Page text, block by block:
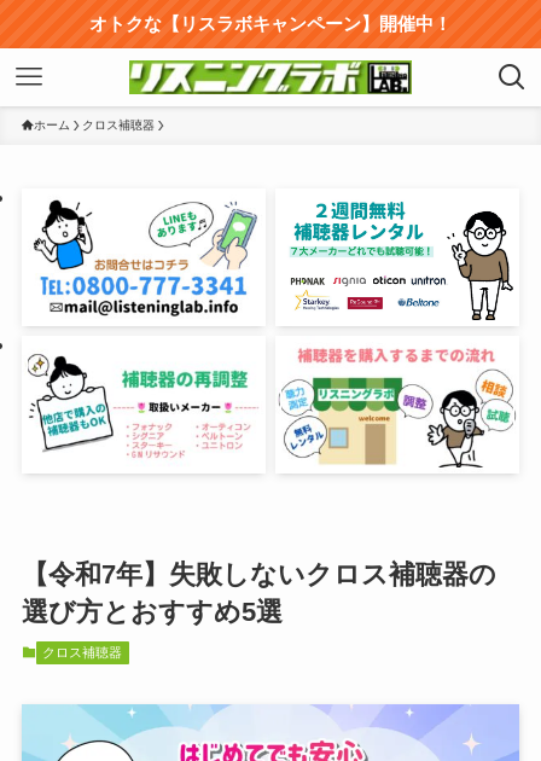
オトクな【リスラボキャンペーン】開催中！
ホーム クロス補聴器
【令和7年】失敗しないクロス補聴器の
選び方とおすすめ5選
クロス補聴器